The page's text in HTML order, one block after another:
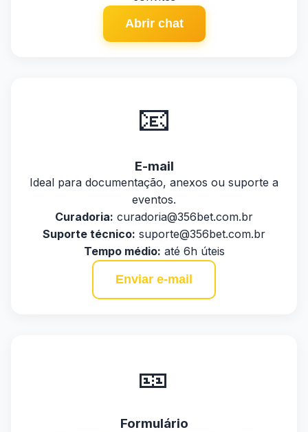
Abrir chat
📧
E-mail
Ideal para documentação, anexos ou suporte a
eventos.
Curadoria: curadoria@356bet.com.br
Suporte técnico: suporte@356bet.com.br
Tempo médio: até 6h úteis
Enviar e-mail
🎫
Formulário